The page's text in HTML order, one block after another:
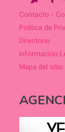
Contacto -
Política de
Directorio
información
Mapa del sitio